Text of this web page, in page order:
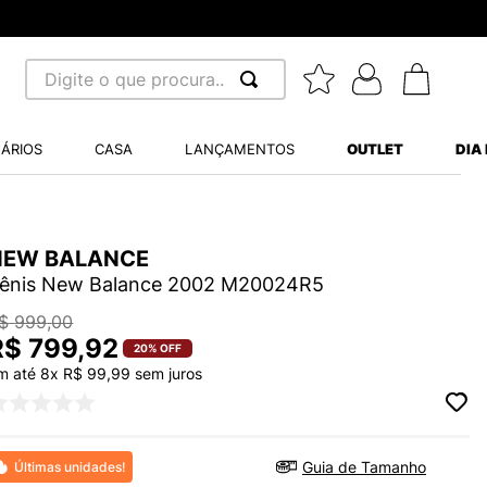
Digite o que procura...
CASA LANÇAMENTOS OUTLET DIA
BALANCE
New Balance 2002 M20024R5
999,00
799,92 20% OFF
até8x R$ 99,99 sem juros
Últimas unidades! Guia de Tamanho
BALANCE 530
BABY
VANS ULTRARANGE